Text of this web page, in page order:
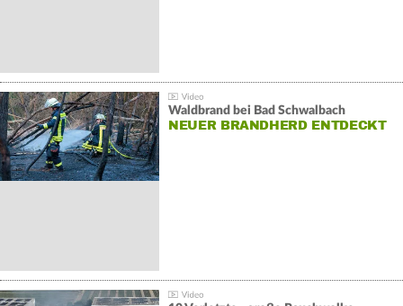
Waldbrand bei Bad Schwalbach
NEUER BRANDHERD ENTDECKT